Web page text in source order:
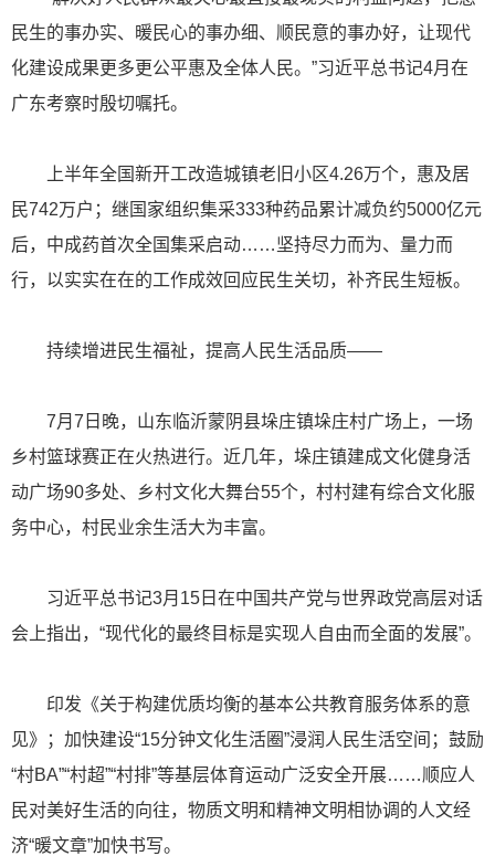
民生的事办实、暖民心的事办细、顺民意的事办好，让现代
化建设成果更多更公平惠及全体人民。”习近平总书记4月在
广东考察时殷切嘱托。
上半年全国新开工改造城镇老旧小区4.26万个，惠及居
民742万户；继国家组织集采333种药品累计减负约5000亿元
后，中成药首次全国集采启动……坚持尽力而为、量力而
行，以实实在在的工作成效回应民生关切，补齐民生短板。
持续增进民生福祉，提高人民生活品质——
7月7日晚，山东临沂蒙阴县垛庄镇垛庄村广场上，一场
乡村篮球赛正在火热进行。近几年，垛庄镇建成文化健身活
动广场90多处、乡村文化大舞台55个，村村建有综合文化服
务中心，村民业余生活大为丰富。
习近平总书记3月15日在中国共产党与世界政党高层对话
会上指出，“现代化的最终目标是实现人自由而全面的发展”。
印发《关于构建优质均衡的基本公共教育服务体系的意
见》；加快建设“15分钟文化生活圈”浸润人民生活空间；鼓励
“村BA”“村超”“村排”等基层体育运动广泛安全开展……顺应人
民对美好生活的向往，物质文明和精神文明相协调的人文经
济“暖文章”加快书写。